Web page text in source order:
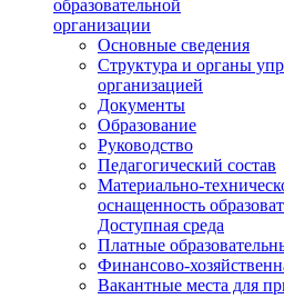
образовательной
организации
Основные сведения
Структура и органы
организацией
Документы
Образование
Руководство
Педагогический состав
Материально-
оснащенность
Доступная среда
Платные
Финансово-
Вакантные места для